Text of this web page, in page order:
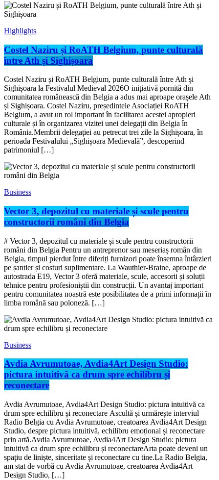
Highlights
Costel Naziru și RoATH Belgium, punte culturală
între Ath și Sighișoara
Costel Naziru și RoATH Belgium, punte culturală între Ath și
Sighișoara la Festivalul Medieval 2026O inițiativă pornită din
comunitatea românească din Belgia a adus mai aproape orașele Ath
și Sighișoara. Costel Naziru, președintele Asociației RoATH
Belgium, a avut un rol important în facilitarea acestei apropieri
culturale și în organizarea vizitei unei delegații din Belgia în
România.Membrii delegației au petrecut trei zile la Sighișoara, în
perioada Festivalului „Sighișoara Medievală”, descoperind
patrimoniul […]
Business
Vector 3, depozitul cu materiale și scule pentru
constructorii români din Belgia
# Vector 3, depozitul cu materiale și scule pentru constructorii
români din Belgia Pentru un antreprenor sau meseriaș român din
Belgia, timpul pierdut între diferiți furnizori poate însemna întârzieri
pe șantier și costuri suplimentare. La Wauthier-Braine, aproape de
autostrada E19, Vector 3 oferă materiale, scule, accesorii și soluții
tehnice pentru profesioniștii din construcții. Un avantaj important
pentru comunitatea noastră este posibilitatea de a primi informații în
limba română sau poloneză. […]
Business
Avdia Avrumutoae, Avdia4Art Design Studio:
pictura intuitivă ca drum spre echilibru și
reconectare
Avdia Avrumutoae, Avdia4Art Design Studio: pictura intuitivă ca
drum spre echilibru și reconectare Ascultă și urmărește interviul
Radio Belgia cu Avdia Avrumutoae, creatoarea Avdia4Art Design
Studio, despre pictura intuitivă, echilibru emoțional și reconectare
prin artă.Avdia Avrumutoae, Avdia4Art Design Studio: pictura
intuitivă ca drum spre echilibru și reconectareArta poate deveni un
spațiu de liniște, sinceritate și reconectare cu tine.La Radio Belgia,
am stat de vorbă cu Avdia Avrumutoae, creatoarea Avdia4Art
Design Studio, […]